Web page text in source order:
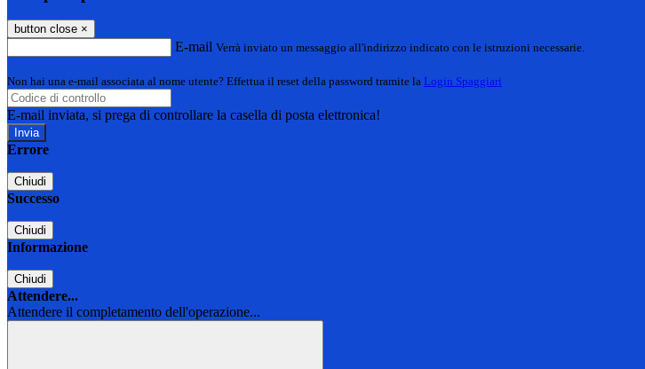
button close ×
E-mail Verrà inviato un messaggio all'indirizzo indicato con le istruzioni necessarie.
Non hai una e-mail associata al nome utente? Effettua il reset della password tramite la Login Spaggiari
E-mail inviata, si prega di controllare la casella di posta elettronica!
Errore
Chiudi
Successo
Chiudi
Informazione
Chiudi
Attendere...
Attendere il completamento dell'operazione...